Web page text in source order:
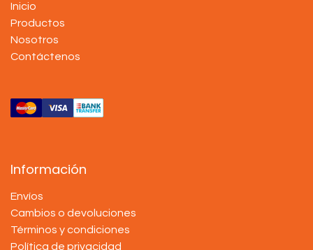
Inicio
Productos
Nosotros
Contáctenos
Información
Envíos
Cambios o devoluciones
Términos y condiciones
Política de privacidad